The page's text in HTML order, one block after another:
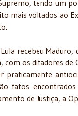
tendo um
mais voltados ao
recebeu
com os ditadores de
praticamente
fatos
de Justiça, a